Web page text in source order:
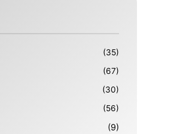
(35)
(67)
(30)
(56)
(9)